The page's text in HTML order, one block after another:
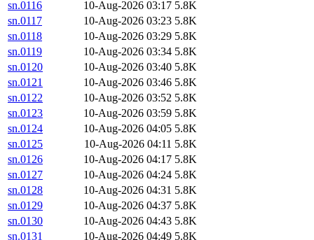
sn.0116 10-Aug-2026 03:17 5.8K
sn.0117
10-Aug-2026 03:23 5.8K
sn.0118
10-Aug-2026 03:29 5.8K
sn.0119
10-Aug-2026 03:34 5.8K
sn.0120
10-Aug-2026 03:40 5.8K
sn.0121
10-Aug-2026 03:46 5.8K
sn.0122
10-Aug-2026 03:52 5.8K
sn.0123
10-Aug-2026 03:59 5.8K
sn.0124
10-Aug-2026 04:05 5.8K
sn.0125
10-Aug-2026 04:11 5.8K
sn.0126
10-Aug-2026 04:17 5.8K
sn.0127
10-Aug-2026 04:24 5.8K
sn.0128
10-Aug-2026 04:31 5.8K
sn.0129
10-Aug-2026 04:37 5.8K
sn.0130
10-Aug-2026 04:43 5.8K
sn.0131
10-Aug-2026 04:49 5.8K